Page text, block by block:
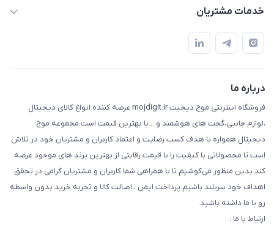
حساب کاربری
درباره ما
تماس با ما
خدمات مشتریان
قوانین و مقررات
حریم خصوصی
درباره ما
فروشگاه اینترنتی موج دیجیت mojdigit.ir عرضه کننده انواع کالای دیجیتال
،لوازم جانبی،گجت های هوشمند و....با بهترین قیمت است.مجموعه موج
دیجیتال همواره با هدف کسب رضایت و اعتماد کاربران و مشتریان خود در تلاش
است تا محصولاتی با کیفیت را با قیمت رقابتی از بهترین برند های موجود عرضه
کند.بدین منظور می‌کوشیم تا با همراهی شما کاربران و مشتریان گرامی در تحقق
اهداف خود سربلند باشیم.پرداخت ایمن ، اصالت کالا و تجربه خرید بدون واسطه
رو با ما داشته باشید.
ارتباط با ما :